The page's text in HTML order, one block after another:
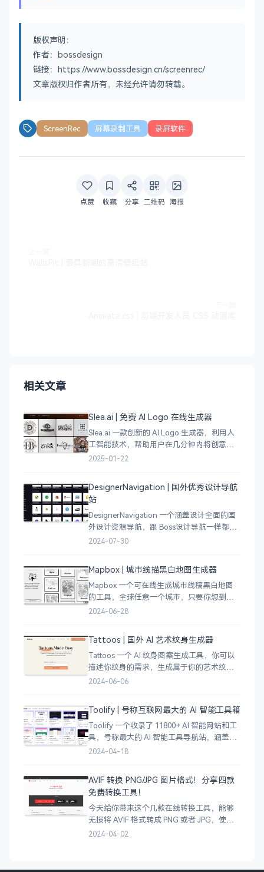
版权声明：
作者：bossdesign
链接：https://www.bossdesign.cn/screenrec/
文章版权归作者所有，未经允许请勿转载。
ScreenRec 屏幕录制工具 录屏软件
点赞 收藏 分享 二维码 海报
相关文章
Slea.ai | 免费 AI Logo 在线生成器
Slea.ai 一款创新的 AI Logo 生成器，利用人
工智能技术，帮助用户在几分钟内将创意变
成精美的品牌 Logo。无论你是初创企业、电
2025-01-22
DesignerNavigation | 国外优秀设计导航
站
DesignerNavigation 一个涵盖设计全面的国
外设计资源导航，跟 Boss设计导航一样都是
分门别类的划分设计灵感、资讯、UI 资源、
2024-07-30
Mapbox | 城市线描黑白地图生成器
Mapbox 一个可在线生成城市线稿黑白地图
的工具，全球任意一个城市，只要你想到的
城市，直接搜索城市名称，自动生成该城市
成了
2024-06-28
Tattoos | 国外 AI 艺术纹身生成器
Tattoos 一个 AI 纹身图案生成工具，你可以
描述你纹身的需求，生成属于你的艺术纹身
图案，通过艺术表达自己，让纹身不仅仅是
2024-06-06
Toolify | 号称互联网最大的 AI 智能工具箱
Toolify 一个收录了 11800+ AI 智能网站和工
具，号称最大的 AI 智能工具导航站，涵盖了
AI 图像、AI 写作、AI 音视频工具、聊天机器
2024-04-18
AVIF 转换 PNG/JPG 图片格式！分享四款
免费转换工具！
今天给你带来这个几款在线转换工具，能够
无损将 AVIF 格式转成 PNG 或者 JPG，使用
很简单，只需将 AVIF 图像拖拽上传即可完成
2024-04-02